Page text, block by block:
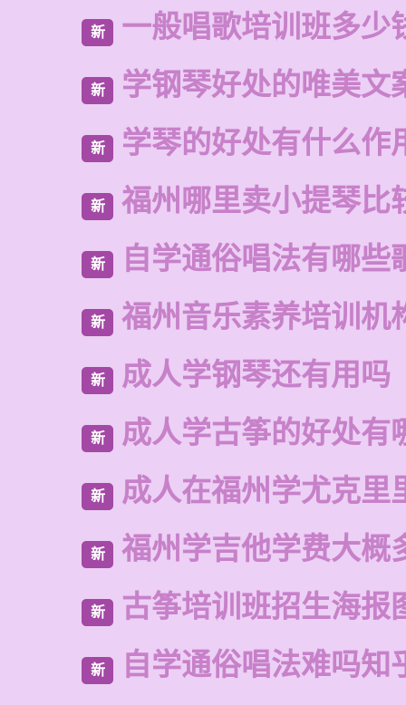
新 一般唱歌培训班多少
新 学钢琴好处的唯美文
新 学琴的好处有什么作
新 福州哪里卖小提琴比
新 自学通俗唱法有哪些
新 福州音乐素养培训机
新 成人学钢琴还有用吗
新 成人学古筝的好处有
新 成人在福州学尤克里
新 福州学吉他学费大概
新 古筝培训班招生海报
新 自学通俗唱法难吗知